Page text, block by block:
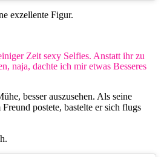
exzellente Figur.
Zeit sexy Selfies. Anstatt ihr zu
naja, dachte ich mir etwas Besseres
besser auszusehen. Als seine
postete, bastelte er sich flugs